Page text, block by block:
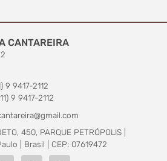
CANTAREIRA
9 9417-2112
9 9417-2112
450, PARQUE PETRÓPOLIS |
| Brasil | CEP: 07619472